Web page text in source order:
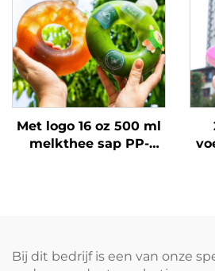
Met logo 16 oz 500 ml
melkthee sap PP-
Bij dit bedrijf is een van onze